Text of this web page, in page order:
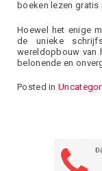
boeken lezen gratis
Hoewel het enige
de unieke
wereldopbouw van
belonende en
Posted in